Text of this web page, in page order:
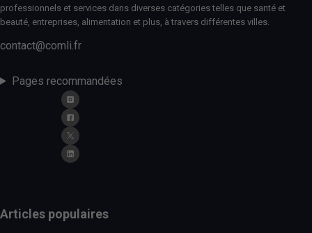
professionnels et services dans diverses catégories telles que santé et
beauté, entreprises, alimentation et plus, à travers différentes villes.
contact@comli.fr
Pages recommandées
Articles populaires